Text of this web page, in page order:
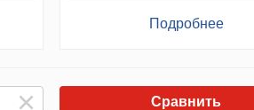
Подробнее
Сравнить